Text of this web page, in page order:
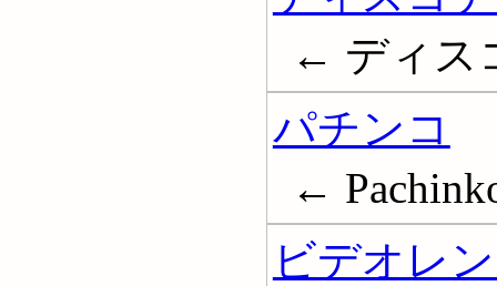
← ディス
パチンコ
←
ビデオレ